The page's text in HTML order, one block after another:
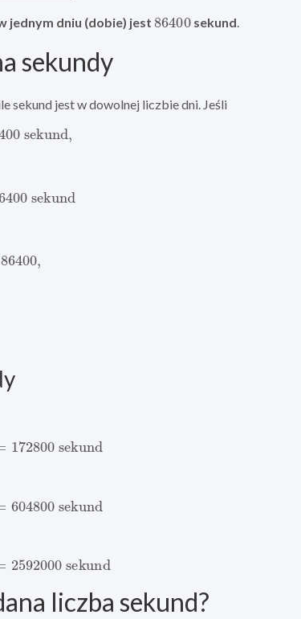
jednym dniu (dobie) jest 86400sekund.
sekundy
sekund jest w dowolnej liczbie dni. Jeśli
sekund
sekund
,
sekund
sekund
sekund
liczba sekund?